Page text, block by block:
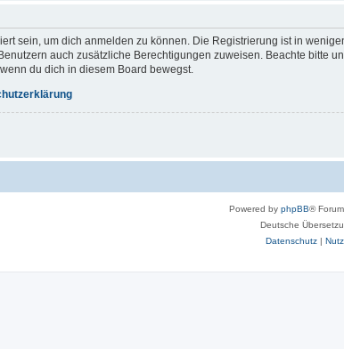
sein, um dich anmelden zu können. Die Registrierung ist in
auch zusätzliche Berechtigungen zuweisen. Beachte bitte
du dich in diesem Board bewegst.
Powered by phpBB®
Deutsche
Datenschutz|